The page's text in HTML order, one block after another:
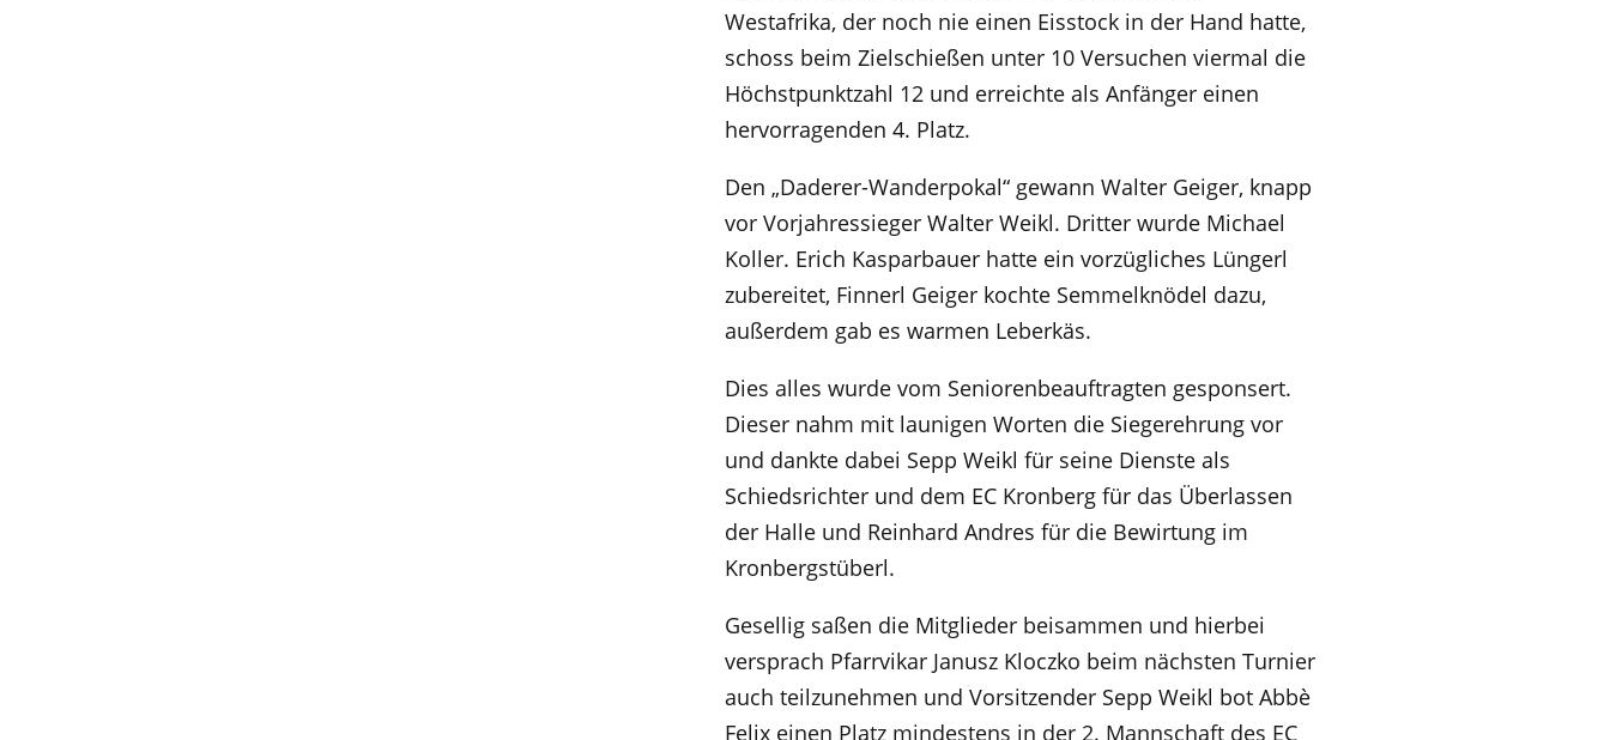
Westafrika, der noch nie einen Eisstock in der Hand hatte,
schoss beim Zielschießen unter 10 Versuchen viermal die
Höchstpunktzahl 12 und erreichte als Anfänger einen
hervorragenden 4. Platz.
Den „Daderer-Wanderpokal“ gewann Walter Geiger, knapp
vor Vorjahressieger Walter Weikl. Dritter wurde Michael
Koller. Erich Kasparbauer hatte ein vorzügliches Lüngerl
zubereitet, Finnerl Geiger kochte Semmelknödel dazu,
außerdem gab es warmen Leberkäs.
Dies alles wurde vom Seniorenbeauftragten gesponsert.
Dieser nahm mit launigen Worten die Siegerehrung vor
und dankte dabei Sepp Weikl für seine Dienste als
Schiedsrichter und dem EC Kronberg für das Überlassen
der Halle und Reinhard Andres für die Bewirtung im
Kronbergstüberl.
Gesellig saßen die Mitglieder beisammen und hierbei
versprach Pfarrvikar Janusz Kloczko beim nächsten Turnier
auch teilzunehmen und Vorsitzender Sepp Weikl bot Abbè
Felix einen Platz mindestens in der 2. Mannschaft des EC